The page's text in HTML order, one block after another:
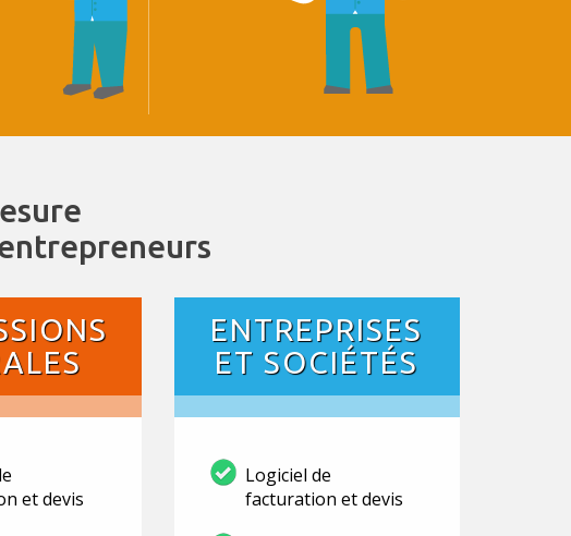
et devis
ENTREPRISES
ET SOCIÉTÉS
Logiciel de
facturation et devis